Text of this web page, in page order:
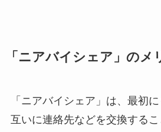
「ニアバイシェア」のメ
「ニアバイシェア」は、最初
互いに連絡先などを交換する